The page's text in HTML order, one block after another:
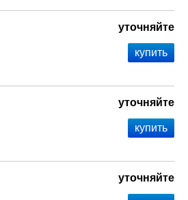
уточняйте
уточняйте
уточняйте